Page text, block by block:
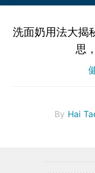
洗面奶用法大揭
思
By Hai